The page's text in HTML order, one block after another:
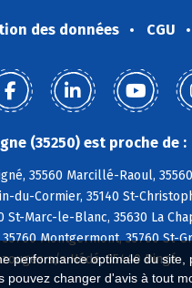
optimale du
changer d'avis à tout
des données CGU
(35250) est proche de :
35560 Marcillé-Raoul,
du-Cormier, 35140 St-
Marc-le-Blanc, 35630 La
Montgermont, 35760 St-
s/s Hédé, 35440 Dingé